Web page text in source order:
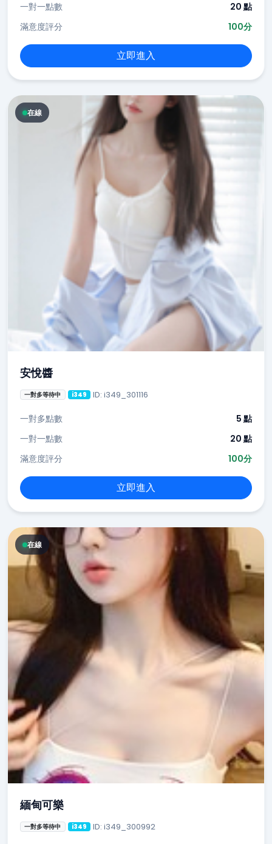
一對一點數
20 點
滿意度評分
100分
立即進入
在線
安悅醬
一對多等待中 i349 ID: i349_301116
一對多點數
5 點
一對一點數
20 點
滿意度評分
100分
立即進入
在線
緬甸可樂
一對多等待中 i349 ID: i349_300992